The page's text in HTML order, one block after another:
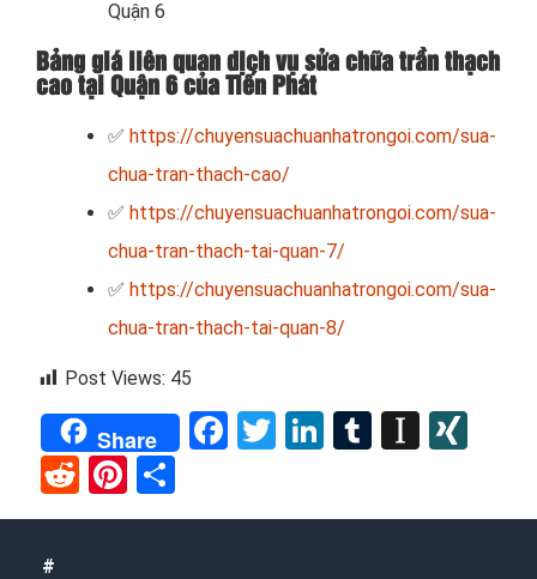
Quận 6
Bảng giá liên quan dịch vụ sửa chữa trần thạch
cao tại Quận 6 của Tiến Phát
✅ https://chuyensuachuanhatrongoi.com/sua-
chua-tran-thach-cao/
✅ https://chuyensuachuanhatrongoi.com/sua-
chua-tran-thach-tai-quan-7/
✅ https://chuyensuachuanhatrongoi.com/sua-
chua-tran-thach-tai-quan-8/
Post Views: 45
Share Facebook
TwitterLinkedIn
Tumblr
RedditPinterest
#